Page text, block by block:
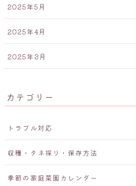
2025年5月
2025年4月
2025年3月
カテゴリー
トラブル対応
収穫・タネ採り・保存方法
季節の家庭菜園カレンダー